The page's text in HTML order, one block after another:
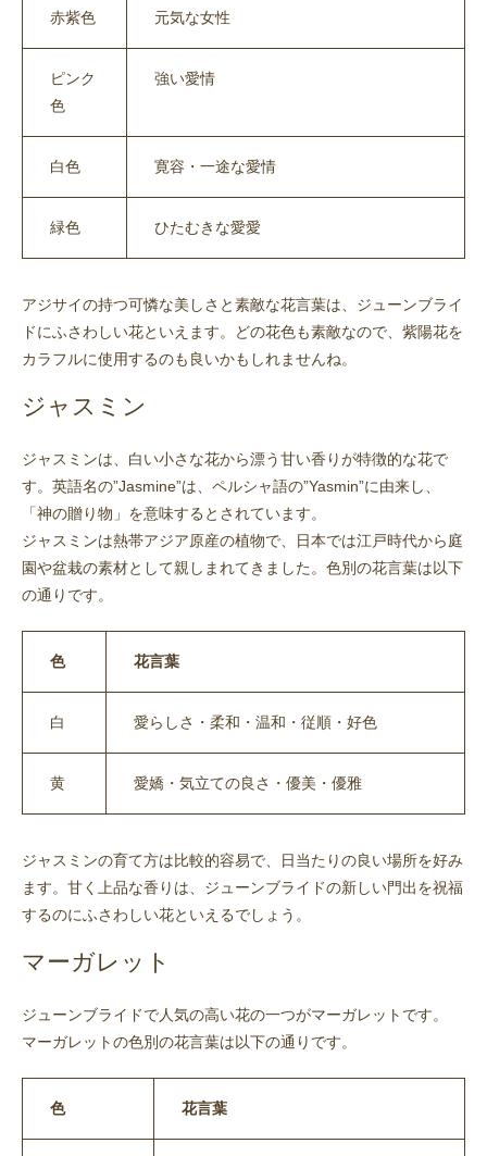
赤紫色 元気な女性
ピンク
色
強い愛情
白色 寛容・一途な愛情
緑色 ひたむきな愛愛
アジサイの持つ可憐な美しさと素敵な花言葉は、ジューンブライ
ドにふさわしい花といえます。どの花色も素敵なので、紫陽花を
カラフルに使用するのも良いかもしれませんね。
ジャスミン
ジャスミンは、白い小さな花から漂う甘い香りが特徴的な花で
す。英語名の”Jasmine”は、ペルシャ語の”Yasmin”に由来し、
「神の贈り物」を意味するとされています。
ジャスミンは熱帯アジア原産の植物で、日本では江戸時代から庭
園や盆栽の素材として親しまれてきました。色別の花言葉は以下
の通りです。
色 花言葉
白 愛らしさ・柔和・温和・従順・好色
黄 愛嬌・気立ての良さ・優美・優雅
ジャスミンの育て方は比較的容易で、日当たりの良い場所を好み
ます。甘く上品な香りは、ジューンブライドの新しい門出を祝福
するのにふさわしい花といえるでしょう。
マーガレット
ジューンブライドで人気の高い花の一つがマーガレットです。
マーガレットの色別の花言葉は以下の通りです。
色 花言葉